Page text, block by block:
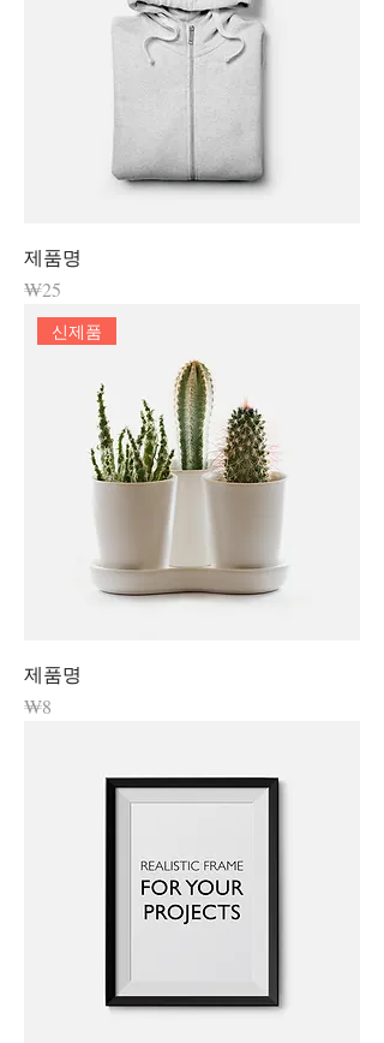
제품명
가격
₩25
신제품
제품명
가격
₩8